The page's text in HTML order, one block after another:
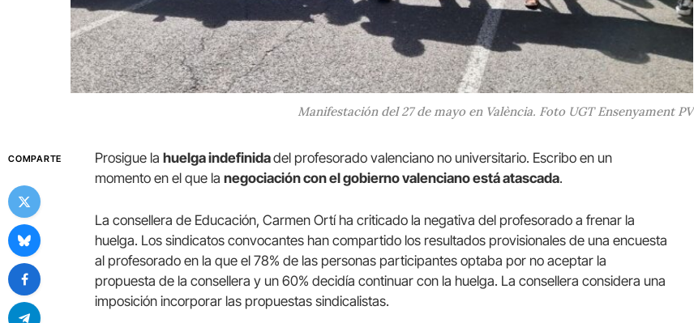
Manifestación del 27 de mayo en València. Foto UGT Ensenyament PV
COMPARTE Prosigue lahuelga indefinidadel profesorado valenciano no universitario. Escribo en un
momento en el que lanegociación con el gobierno valenciano está atascada.
La consellera de Educación, Carmen Ortí ha criticado la negativa del profesorado a frenar la
huelga. Los sindicatos convocantes han compartido los resultados provisionales de una encuesta
al profesorado en la que el 78% de las personas participantes optaba por no aceptar la
propuesta de la consellera y un 60% decidía continuar con la huelga. La consellera considera una
imposición incorporar las propuestas sindicalistas.